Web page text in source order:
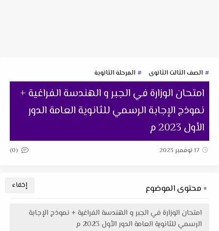
الصف الثالث الثانوى المرحلة الثانوية
امتحان الوزارة في الجبر و الهندسة الفراغية +
نموذج الإجابة الرسمي للثانوية العامة الدور
الأول 2023 م
17 نوفمبر 2023 (0)
محتوى الموضوع
امتحان الوزارة في الجبر و الهندسة الفراغية + نموذج الإجابة
الرسمي للثانوية العامة الدور الأول 2023 م